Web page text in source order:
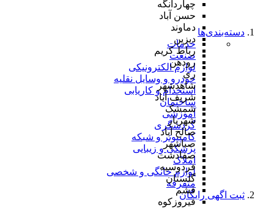
چهاردانگه
حسن آباد
دماوند
دیزین
رباط کریم
رودهن
ری
شاهدشهر
شریف آباد
شمشک
شهریار
صالح آباد
صباشهر
صفادشت
فردوسیه
گلستان
فشم
فیروزکوه
دسته‌بندی‌ها
خدمات
صنعت
لوازم الکترونیکی
خودرو و وسایل نقلیه
استخدام و کاریابی
ساختمان
آموزشی
گردشگری
کامپیوتر و شبکه
پزشکی و زیبایی
املاک
لوازم خانگی و شخصی
متفرقه
ثبت اگهی رایگان